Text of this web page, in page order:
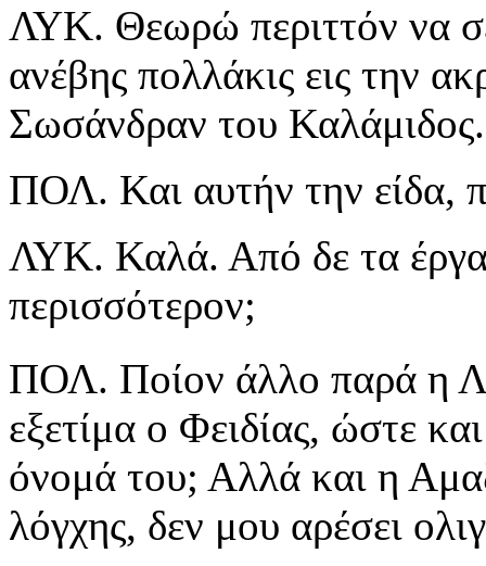
ΛΥΚ. Θεωρώ περιττόν να
ανέβης πολλάκις εις την
Σωσάνδραν του Καλάμιδος.
ΠΟΛ. Και αυτήν την είδα,
ΛΥΚ. Καλά. Από δε τα έργα
περισσότερον;
ΠΟΛ. Ποίον άλλο παρά η
εξετίμα ο Φειδίας, ώστε
όνομά του; Αλλά και η
λόγχης, δεν μου αρέσει